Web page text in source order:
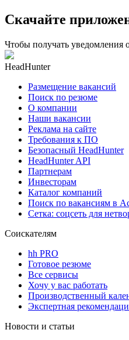
Скачайте
Чтобы получать уведомления
HeadHunter
Размещение вакансий
Поиск по резюме
О компании
Наши вакансии
Реклама на сайте
Требования к ПО
Безопасный HeadHunter
HeadHunter API
Партнерам
Инвесторам
Каталог компаний
Поиск по вакансиям в
Сетка: соцсеть для
Соискателям
hh PRO
Готовое резюме
Все сервисы
Хочу у вас работать
Производственный
Экспертная
Новости и статьи